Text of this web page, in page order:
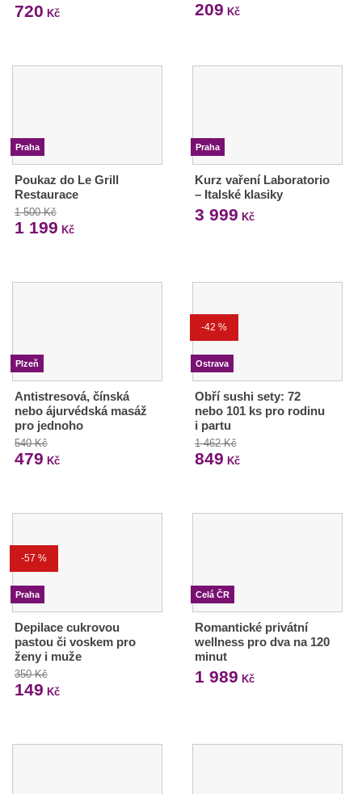
720 Kč 209 Kč
Praha
Poukaz do Le Grill
Restaurace
1 500 Kč
1 199 Kč
Praha
Kurz vaření Laboratorio
– Italské klasiky
3 999 Kč
Plzeň
Antistresová, čínská
nebo ájurvédská masáž
pro jednoho
540 Kč
479 Kč
-42 %
Ostrava
Obří sushi sety: 72
nebo 101 ks pro rodinu
i partu
1 462 Kč
849 Kč
-57 %
Praha
Depilace cukrovou
pastou či voskem pro
ženy i muže
350 Kč
149 Kč
Celá ČR
Romantické privátní
wellness pro dva na 120
minut
1 989 Kč